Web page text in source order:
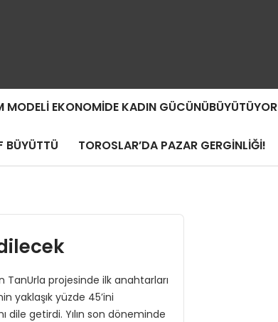
MODELI EKONOMIDE KADIN GÜCÜNÜBÜYÜTÜYOR
BÜYÜTTÜ TOROSLAR’DA PAZAR GERGİNLİĞİ!
TanUrla projesinde ilk anahtarları
yaklaşık yüzde 45’ini
dile getirdi. Yılın son döneminde